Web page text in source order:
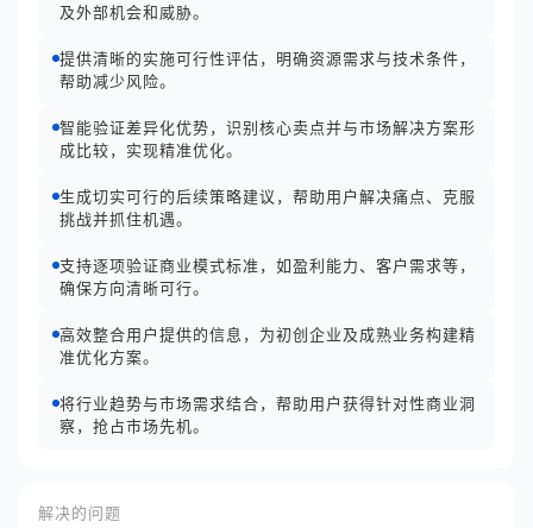
及外部机会和威胁。
提供清晰的实施可行性评估，明确资源需求与技术条件，
帮助减少风险。
智能验证差异化优势，识别核心卖点并与市场解决方案形
成比较，实现精准优化。
生成切实可行的后续策略建议，帮助用户解决痛点、克服
挑战并抓住机遇。
支持逐项验证商业模式标准，如盈利能力、客户需求等，
确保方向清晰可行。
高效整合用户提供的信息，为初创企业及成熟业务构建精
准优化方案。
将行业趋势与市场需求结合，帮助用户获得针对性商业洞
察，抢占市场先机。
解决的问题